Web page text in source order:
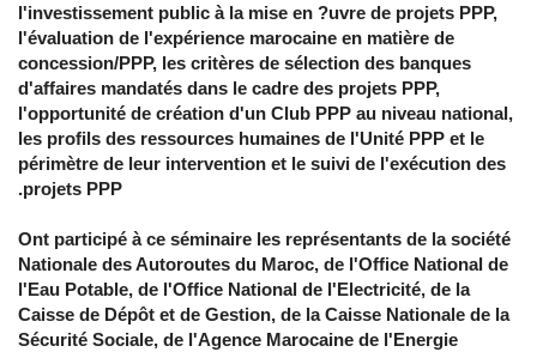
l'investissement public à la mise en ?uvre de projets PPP,
l'évaluation de l'expérience marocaine en matière de
concession/PPP, les critères de sélection des banques
d'affaires mandatés dans le cadre des projets PPP,
l'opportunité de création d'un Club PPP au niveau national,
les profils des ressources humaines de l'Unité PPP et le
périmètre de leur intervention et le suivi de l'exécution des
projets PPP.
Ont participé à ce séminaire les représentants de la société
Nationale des Autoroutes du Maroc, de l'Office National de
l'Eau Potable, de l'Office National de l'Electricité, de la
Caisse de Dépôt et de Gestion, de la Caisse Nationale de la
Sécurité Sociale, de l'Agence Marocaine de l'Energie